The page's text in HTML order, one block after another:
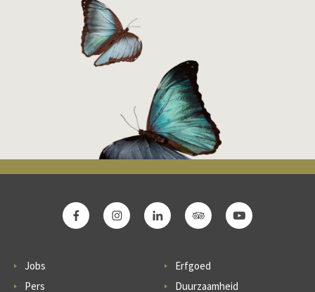
Jobs
Pers
Erfgoed
Duurzaamheid